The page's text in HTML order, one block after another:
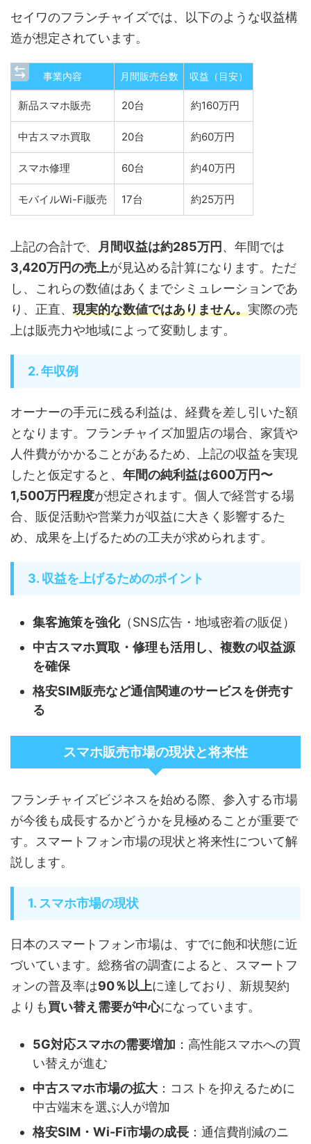
セイワのフランチャイズでは、以下のような収益構
造が想定されています。
事業内容 月間販売台数 収益（目安）
新品スマホ販売 20台 約160万円
中古スマホ買取 20台 約60万円
スマホ修理 60台 約40万円
モバイルWi-Fi販売 17台 約25万円
上記の合計で、 月間収益は約285万円 、年間では
3,420万円の売上が見込める計算になります。ただ
し、これらの数値はあくまでシミュレーションであ
り、正直、 現実的な数値ではありません。実際の売
上は販売力や地域によって変動します。
2. 年収例
オーナーの手元に残る利益は、経費を差し引いた額
となります。フランチャイズ加盟店の場合、家賃や
人件費がかかることがあるため、上記の収益を実現
したと仮定すると、 年間の純利益は600万円〜
1,500万円程度が想定されます。個人で経営する場
合、販促活動や営業力が収益に大きく影響するた
め、成果を上げるための工夫が求められます。
3. 収益を上げるためのポイント
集客施策を強化（SNS広告・地域密着の販促）
中古スマホ買取・修理も活用し、複数の収益源
を確保
格安SIM販売など通信関連のサービスを併売す
る
スマホ販売市場の現状と将来性
フランチャイズビジネスを始める際、参入する市場
が今後も成長するかどうかを見極めることが重要で
す。スマートフォン市場の現状と将来性について解
説します。
1. スマホ市場の現状
日本のスマートフォン市場は、すでに飽和状態に近
づいています。総務省の調査によると、スマートフ
ォンの普及率は90％以上に達しており、新規契約
よりも買い替え需要が中心になっています。
5G対応スマホの需要増加 ：高性能スマホへの買
い替えが進む
中古スマホ市場の拡大 ：コストを抑えるために
中古端末を選ぶ人が増加
格安SIM・Wi-Fi市場の成長 ：通信費削減のニ